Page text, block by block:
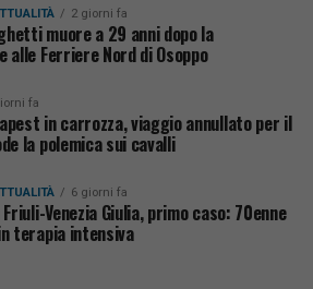
2 giorni fa
muore a 29 anni dopo la
alle Ferriere Nord di Osoppo
fa
in carrozza, viaggio annullato per il
la polemica sui cavalli
6 giorni fa
Venezia Giulia, primo caso: 70enne
terapia intensiva